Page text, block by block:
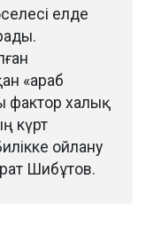
елде
«араб
фактор халық
күрт
ойлану
Шибұтов.